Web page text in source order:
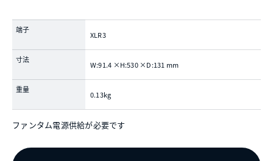
端子
XLR3
寸法
W:91.4 ×H:530 ×D:131 mm
重量
0.13kg
ファンタム電源供給が必要です